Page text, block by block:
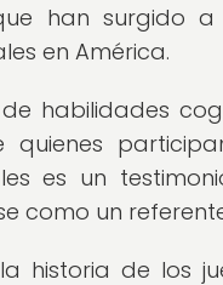
han surgido
en América.
habilidades
es un
como un
historia de los